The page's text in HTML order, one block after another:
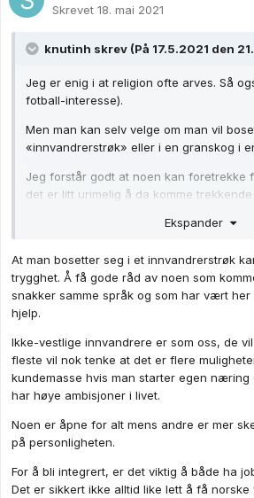
Skrevet 18. mai 2021
knutinh skrev (På 17.5.2021 den
Jeg er enig i at religion ofte arves. Så
fotball-interesse).
Men man kan selv velge om man vil
«innvandrerstrøk» eller i en granskog i
Jeg forstår godt at noen kan foretrekke
det er litt urimelig å da komme
jobb, bli med på dugnad, se gullrekka
du støtt over at du ikke er fullverdig
-k
Ekspander
At man bosetter seg i et innvandrerstrøk
trygghet. Å få gode råd av noen som
snakker samme språk og som har vært
hjelp.
Ikke-vestlige innvandrere er som oss, de
fleste vil nok tenke at det er flere
kundemasse hvis man starter egen næring
har høye ambisjoner i livet.
Noen er åpne for alt mens andre er mer
på personligheten.
For å bli integrert, er det viktig å både ha
Det er sikkert ikke alltid like lett å få norske